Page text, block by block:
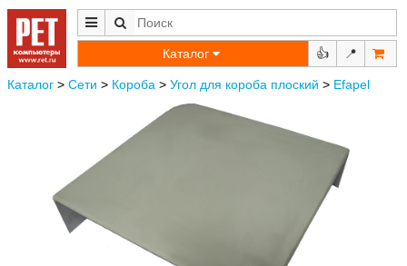
Каталог 👍 📍
Каталог > Сети > Короба > Угол для короба плоский > Efapel